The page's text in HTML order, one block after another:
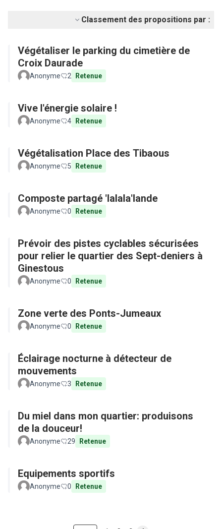
Classement des propositions par :
Végétaliser le parking du cimetière de
Croix Daurade
Anonyme 2 Retenue
Vive l'énergie solaire !
Anonyme 4 Retenue
Végétalisation Place des Tibaous
Anonyme 5 Retenue
Composte partagé 'lalala'lande
Anonyme 0 Retenue
Prévoir des pistes cyclables sécurisées
pour relier le quartier des Sept-deniers à
Ginestous
Anonyme 0 Retenue
Zone verte des Ponts-Jumeaux
Anonyme 0 Retenue
Éclairage nocturne à détecteur de
mouvements
Anonyme 3 Retenue
Du miel dans mon quartier: produisons
de la douceur!
Anonyme 29 Retenue
Equipements sportifs
Anonyme 0 Retenue